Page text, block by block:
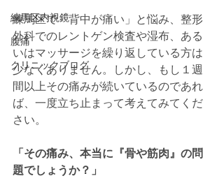
練馬区内視鏡
腹痛
クリニックブログ
練馬区で「背中が痛い」と悩み、整形
外科でのレントゲン検査や湿布、ある
いはマッサージを繰り返している方は
少なくありません。しかし、もし１週
間以上その痛みが続いているのであれ
ば、一度立ち止まって考えてみてくだ
さい。
「その痛み、本当に『骨や筋肉』の問
題でしょうか？」